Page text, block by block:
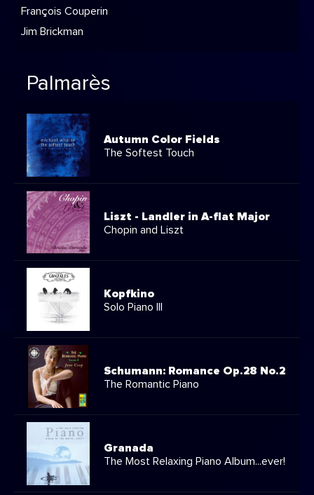
François Couperin
Jim Brickman
Palmarès
Autumn Color Fields
The Softest Touch
Liszt - Landler in A-flat Major
Chopin and Liszt
Kopfkino
Solo Piano III
Schumann: Romance Op.28 No.2
The Romantic Piano
Granada
The Most Relaxing Piano Album...ever!